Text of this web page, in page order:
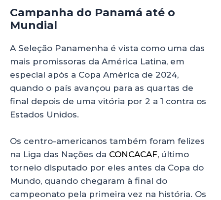
Campanha do Panamá até o
Mundial
A Seleção Panamenha é vista como uma das
mais promissoras da América Latina, em
especial após a Copa América de 2024,
quando o país avançou para as quartas de
final depois de uma vitória por 2 a 1 contra os
Estados Unidos.
Os centro-americanos também foram felizes
na Liga das Nações da CONCACAF, último
torneio disputado por eles antes da Copa do
Mundo, quando chegaram à final do
campeonato pela primeira vez na história. Os